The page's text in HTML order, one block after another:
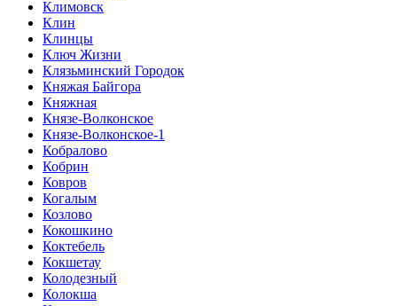
Климовск
Клин
Клинцы
Ключ Жизни
Клязьминский Городок
Княжая Байгора
Княжная
Князе-Волконское
Князе-Волконское-1
Кобралово
Кобрин
Ковров
Когалым
Козлово
Кокошкино
Коктебель
Кокшетау
Колодезный
Колокша